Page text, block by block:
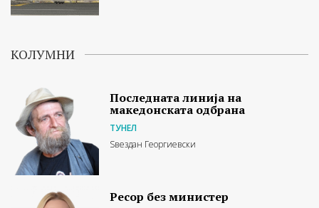
КОЛУМНИ
Последната линија на
македонската одбрана
ТУНЕЛ
Ѕвездан Георгиевски
Ресор без министер